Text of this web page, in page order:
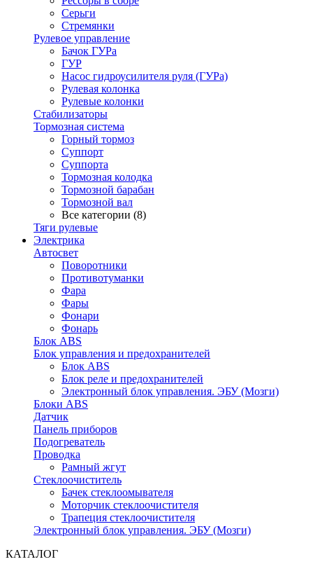
Серьги
Стремянки
Рулевое управление
Бачок ГУРа
ГУР
Насос гидроусилителя руля (ГУРа)
Рулевая колонка
Рулевые колонки
Стабилизаторы
Тормозная система
Горный тормоз
Суппорт
Суппорта
Тормозная колодка
Тормозной барабан
Тормозной вал
Все категории (8)
Тяги рулевые
Электрика
Автосвет
Поворотники
Противотуманки
Фара
Фары
Фонари
Фонарь
Блок ABS
Блок управления и предохранителей
Блок ABS
Блок реле и предохранителей
Электронный блок управления. ЭБУ (Мозги)
Блоки ABS
Датчик
Панель приборов
Подогреватель
Проводка
Рамный жгут
Стеклоочиститель
Бачек стеклоомывателя
Моторчик стеклоочистителя
Трапеция стеклоочистителя
Электронный блок управления. ЭБУ (Мозги)
КАТАЛОГ